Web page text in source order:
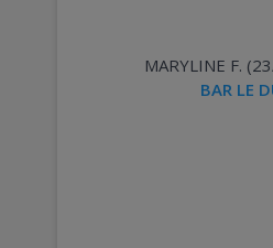
MARYLINE F.
BAR LE